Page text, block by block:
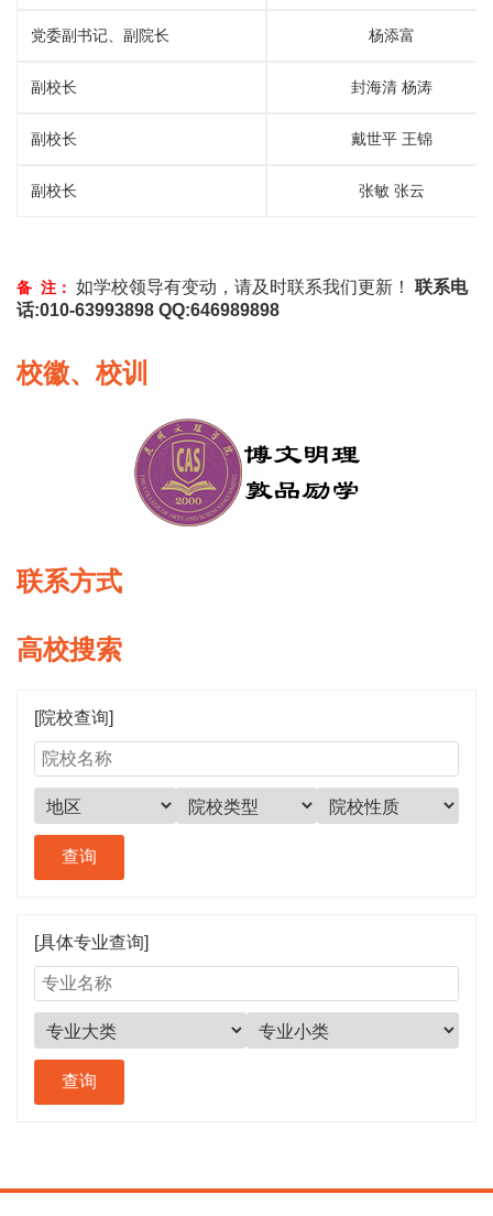
党委副书记、副院长 杨添富
副校长 封海清 杨涛
副校长 戴世平 王锦
副校长 张敏 张云
备 注： 如学校领导有变动，请及时联系我们更新！
联系电
话:010-63993898 QQ:646989898
校徽、校训
联系方式
高校搜索
[院校查询]
[具体专业查询]